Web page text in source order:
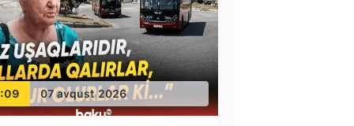
07 avqust 2026